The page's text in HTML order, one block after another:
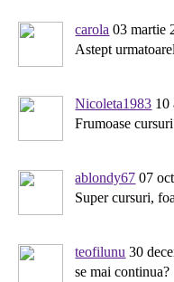
carola 03 martie
Astept
Nicoleta1983 10
Frumoase
ablondy67 07
Super cursuri,
teofilunu 30
se mai continua?